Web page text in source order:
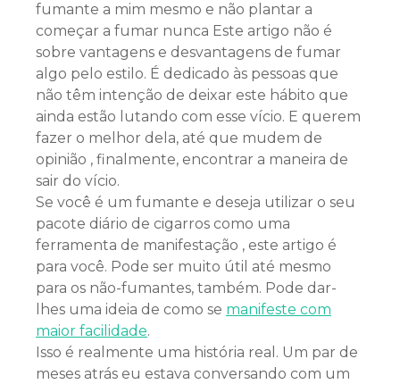
fumante a mim mesmo e não plantar a
começar a fumar nunca Este artigo não é
sobre vantagens e desvantagens de fumar
algo pelo estilo. É dedicado às pessoas que
não têm intenção de deixar este hábito que
ainda estão lutando com esse vício. E querem
fazer o melhor dela, até que mudem de
opinião , finalmente, encontrar a maneira de
sair do vício.
Se você é um fumante e deseja utilizar o seu
pacote diário de cigarros como uma
ferramenta de manifestação , este artigo é
para você. Pode ser muito útil até mesmo
para os não-fumantes, também. Pode dar-
lhes uma ideia de como se manifeste com
maior facilidade.
Isso é realmente uma história real. Um par de
meses atrás eu estava conversando com um